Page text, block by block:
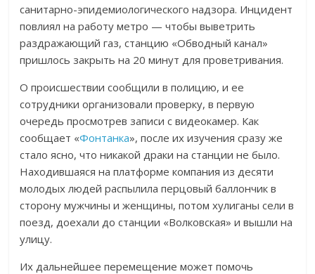
санитарно-эпидемиологического надзора. Инцидент
повлиял на работу метро — чтобы выветрить
раздражающий газ, станцию «Обводный канал»
пришлось закрыть на 20 минут для проветривания.
О происшествии сообщили в полицию, и ее
сотрудники организовали проверку, в первую
очередь просмотрев записи с видеокамер. Как
сообщает «Фонтанка», после их изучения сразу же
стало ясно, что никакой драки на станции не было.
Находившаяся на платформе компания из десяти
молодых людей распылила перцовый баллончик в
сторону мужчины и женщины, потом хулиганы сели в
поезд, доехали до станции «Волковская» и вышли на
улицу.
Их дальнейшее перемещение может помочь